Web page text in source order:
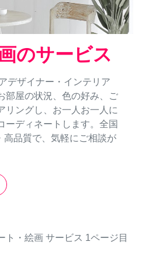
のサービス
デザイナー・インテリア
部屋の状況、色の好み、ご
リングし、お一人お一人に
ーディネートします。全国
高品質で、気軽にご相談が
ト・絵画 サービス 1ページ目